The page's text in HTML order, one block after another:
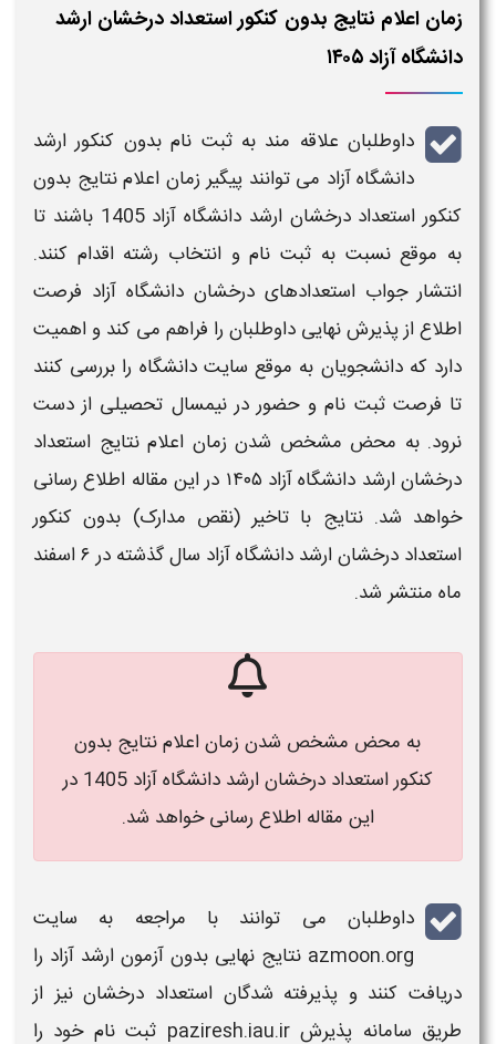
زمان اعلام نتایج بدون کنکور استعداد درخشان ارشد
دانشگاه آزاد ۱۴۰۵
داوطلبان علاقه‌ مند به ثبت‌ نامبدون کنکور ارشد
دانشگاه آزاد می‌ توانند پیگیر زمان اعلام نتایج بدون
کنکور استعداد درخشان ارشد دانشگاه آزاد 1405
باشند تا
به موقع نسبت به ثبت‌ نام و انتخاب رشته اقدام کنند.
انتشارجواب استعدادهای درخشان دانشگاه آزاد فرصت
اطلاع از پذیرش نهایی داوطلبان را فراهم می‌ کند و اهمیت
دارد که دانشجویان به موقع سایتدانشگاه را بررسی کنند
تا فرصت ثبت‌ نام و حضور در نیمسال تحصیلی از دست
نرود. به محض مشخص شدن زمان اعلام نتایج استعداد
درخشان ارشد دانشگاه آزاد
در این مقاله اطلاع رسانی
خواهد شد. نتایج با تاخیر (نقص مدارک) بدون کنکور
استعداد درخشان ارشد دانشگاه آزاد سال گذشته در ۶ اسفند
ماه منتشر شد.
به محض مشخص شدن زمان اعلام نتایج بدون
کنکور استعداد درخشان ارشد دانشگاه آزاد 1405 در
این مقاله اطلاع رسانی خواهد شد.
داوطلبان می توانند با مراجعه به سایت
azmoon.org نتایج نهایی بدون آزمون ارشد آزاد را
دریافت کنند و پذیرفته شدگان استعداد درخشان نیز از
طریق سامانه پذیرش paziresh.iau.ir ثبت‌ نام خود را